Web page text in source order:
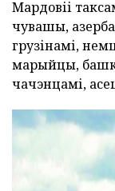
Мардовіі
чувашы,
грузінамі,
марыйцы,
чачэнцамі,